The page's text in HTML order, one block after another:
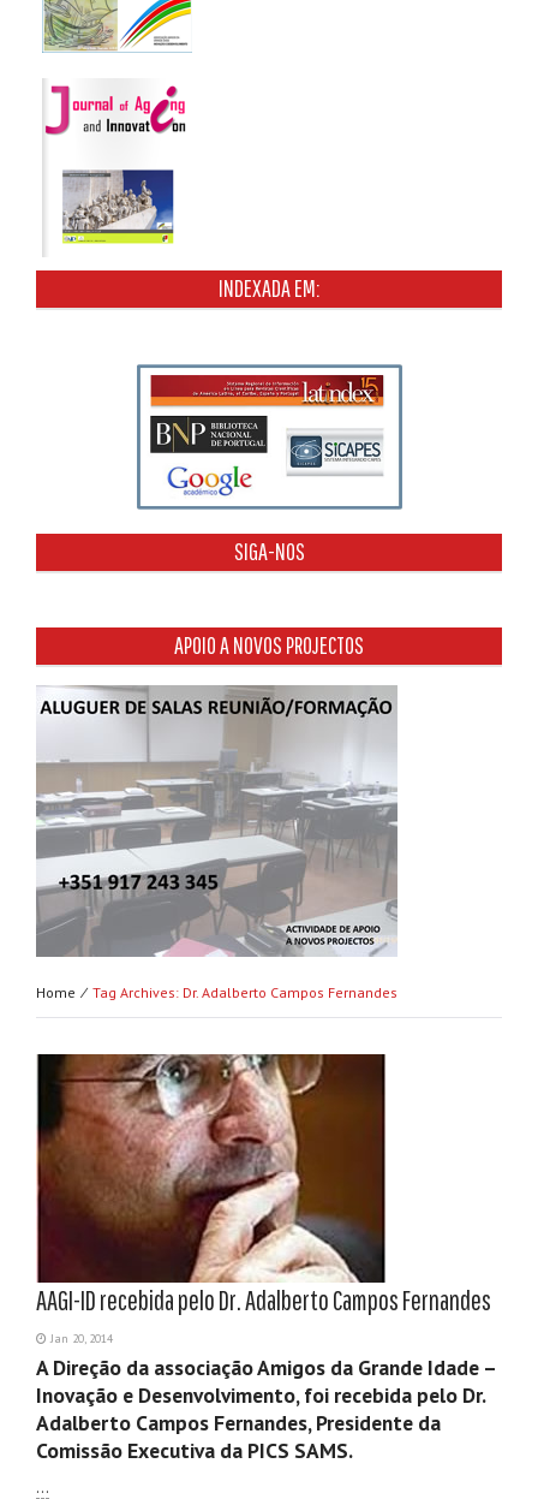
INDEXADA EM:
SIGA-NOS
APOIO A NOVOS PROJECTOS
Home ⁄ Tag Archives: Dr. Adalberto Campos Fernandes
AAGI-ID recebida pelo Dr. Adalberto Campos Fernandes
Jan 20, 2014
A Direção da associação Amigos da Grande Idade –
Inovação e Desenvolvimento, foi recebida pelo Dr.
Adalberto Campos Fernandes, Presidente da
Comissão Executiva da PICS SAMS.
…